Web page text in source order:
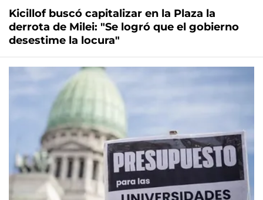
Kicillof buscó capitalizar en la Plaza la
derrota de Milei: "Se logró que el gobierno
desestime la locura"